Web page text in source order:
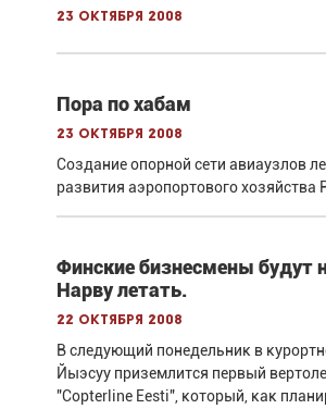
23 октября 2008
Пора по хабам
23 октября 2008
Создание опорной сети авиаузлов
развития аэропортового хозяйства
Финские бизнесмены будут
Нарву летать.
22 октября 2008
В следующий понедельник в
Йыэсуу приземлится первый
"Copterline Eesti", который, как